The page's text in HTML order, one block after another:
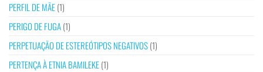
PERFIL DE MÃE(1)
PERIGO DE FUGA(1)
PERPETUAÇÃO DE ESTEREÓTIPOS NEGATIVOS(1)
PERTENÇA À ETNIA BAMILEKE(1)